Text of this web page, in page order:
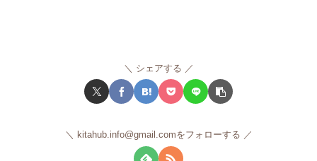
シェアする
kitahub.info@gmail.comをフォローする